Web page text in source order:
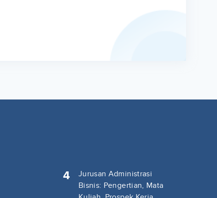
4
Jurusan Administrasi
Bisnis: Pengertian, Mata